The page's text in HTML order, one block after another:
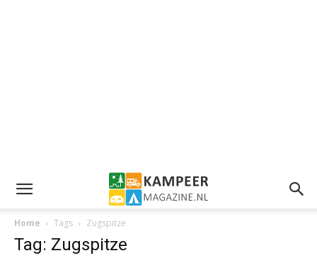
Home Tags Zugspitze
Tag: Zugspitze